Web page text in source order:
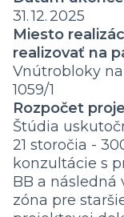
31. 12. 2025
Miesto
realizovať na
Vnútrobloky na
1059/1
Rozpočet
Štúdia
21 storočia -
konzultácie s
BB a následná
zóna pre